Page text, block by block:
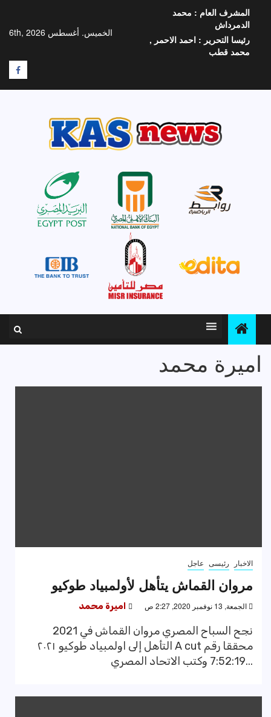
المحتوى
الخميس. أغسطس 6th, 2026
المشرف العام : محمد
الدمرداش
رئيسا التحرير : احمد الاحمر ,
محمد قطب
F
اميرة محمد
الاخبار رئيسى عاجل
مروان القماش يتأهل لأولمبياد طوكيو
الجمعة, 13 نوفمبر 2020, 2:27 ص اميرة محمد
2021‪ نجح السباح المصري مروان القماش في
التأهل إلى اولمبياد طوكيو ٢٠٢١ A cut محققا رقم
7:52:19 وكتب الاتحاد المصري...